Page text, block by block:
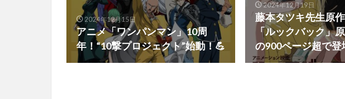
2024年12月15日
アニメ「ワンパンマン」10周
年！“10撃プロジェクト”始動！💪
2024年12月19日
藤本タツキ先生原
「ルックバック」
の900ページ超で登